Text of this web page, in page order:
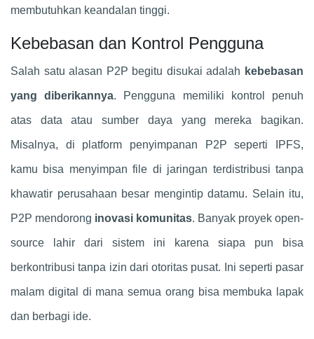
membutuhkan keandalan tinggi.
Kebebasan dan Kontrol Pengguna
Salah satu alasan P2P begitu disukai adalah kebebasan
yang diberikannya. Pengguna memiliki kontrol penuh
atas data atau sumber daya yang mereka bagikan.
Misalnya, di platform penyimpanan P2P seperti IPFS,
kamu bisa menyimpan file di jaringan terdistribusi tanpa
khawatir perusahaan besar mengintip datamu. Selain itu,
P2P mendorong inovasi komunitas. Banyak proyek open-
source lahir dari sistem ini karena siapa pun bisa
berkontribusi tanpa izin dari otoritas pusat. Ini seperti pasar
malam digital di mana semua orang bisa membuka lapak
dan berbagi ide.